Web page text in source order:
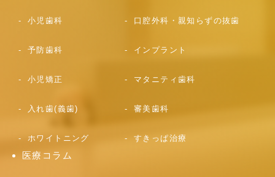
小児歯科 口腔外科・親知らずの抜歯
予防歯科 インプラント
小児矯正 マタニティ歯科
入れ歯(義歯) 審美歯科
ホワイトニング すきっぱ治療
医療コラム